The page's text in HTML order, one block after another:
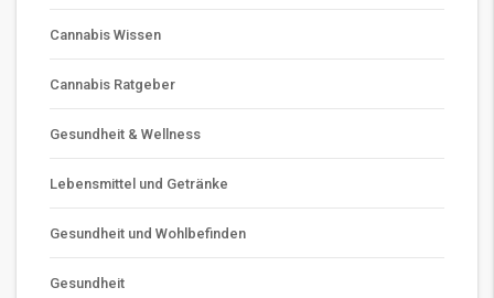
Cannabis Wissen
Cannabis Ratgeber
Gesundheit & Wellness
Lebensmittel und Getränke
Gesundheit und Wohlbefinden
Gesundheit